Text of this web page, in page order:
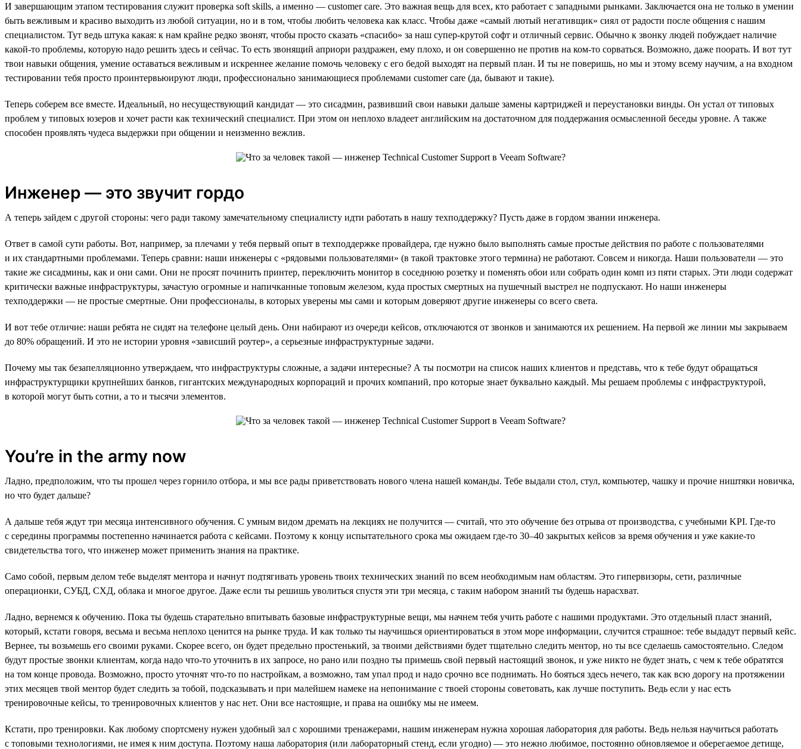
И завершающим этапом тестирования служит проверка soft skills, а именно — customer care. Это важная вещь для всех, кто работает c западными рынками. Заключается она не только в умении
быть вежливым и красиво выходить из любой ситуации, но и в том, чтобы любить человека как класс. Чтобы даже «самый лютый негативщик» сиял от радости после общения с нашим
специалистом. Тут ведь штука какая: к нам крайне редко звонят, чтобы просто сказать «спасибо» за наш супер-крутой софт и отличный сервис. Обычно к звонку людей побуждает наличие
какой-то проблемы, которую надо решить здесь и сейчас. То есть звонящий априори раздражен, ему плохо, и он совершенно не против на ком-то сорваться. Возможно, даже поорать. И вот тут
твои навыки общения, умение оставаться вежливым и искреннее желание помочь человеку с его бедой выходят на первый план. И ты не поверишь, но мы и этому всему научим, а на входном
тестировании тебя просто проинтервьюируют люди, профессионально занимающиеся проблемами customer care (да, бывают и такие).
Теперь соберем все вместе. Идеальный, но несуществующий кандидат — это сисадмин, развивший свои навыки дальше замены картриджей и переустановки винды. Он устал от типовых
проблем у типовых юзеров и хочет расти как технический специалист. При этом он неплохо владеет английским на достаточном для поддержания осмысленной беседы уровне. А также
способен проявлять чудеса выдержки при общении и неизменно вежлив.
Инженер — это звучит гордо
А теперь зайдем с другой стороны: чего ради такому замечательному специалисту идти работать в нашу техподдержку? Пусть даже в гордом звании инженера.
Ответ в самой сути работы. Вот, например, за плечами у тебя первый опыт в техподдержке провайдера, где нужно было выполнять самые простые действия по работе с пользователями
и их стандартными проблемами. Теперь сравни: наши инженеры с «рядовыми пользователями» (в такой трактовке этого термина) не работают. Совсем и никогда. Наши пользователи — это
такие же сисадмины, как и они сами. Они не просят починить принтер, переключить монитор в соседнюю розетку и поменять обои или собрать один комп из пяти старых. Эти люди содержат
критически важные инфраструктуры, зачастую огромные и напичканные топовым железом, куда простых смертных на пушечный выстрел не подпускают. Но наши инженеры
техподдержки — не простые смертные. Они профессионалы, в которых уверены мы сами и которым доверяют другие инженеры со всего света.
И вот тебе отличие: наши ребята не сидят на телефоне целый день. Они набирают из очереди кейсов, отключаются от звонков и занимаются их решением. На первой же линии мы закрываем
до 80% обращений. И это не истории уровня «зависший роутер», а серьезные инфраструктурные задачи.
Почему мы так безапелляционно утверждаем, что инфраструктуры сложные, а задачи интересные? А ты посмотри на список наших клиентов и представь, что к тебе будут обращаться
инфраструктурщики крупнейших банков, гигантских международных корпораций и прочих компаний, про которые знает буквально каждый. Мы решаем проблемы с инфраструктурой,
в которой могут быть сотни, а то и тысячи элементов.
You’re in the army now
Ладно, предположим, что ты прошел через горнило отбора, и мы все рады приветствовать нового члена нашей команды. Тебе выдали стол, стул, компьютер, чашку и прочие ништяки новичка,
но что будет дальше?
А дальше тебя ждут три месяца интенсивного обучения. С умным видом дремать на лекциях не получится — считай, что это обучение без отрыва от производства, с учебными KPI. Где-то
с середины программы постепенно начинается работа с кейсами. Поэтому к концу испытательного срока мы ожидаем где-то 30–40 закрытых кейсов за время обучения и уже какие-то
свидетельства того, что инженер может применить знания на практике.
Само собой, первым делом тебе выделят ментора и начнут подтягивать уровень твоих технических знаний по всем необходимым нам областям. Это гипервизоры, сети, различные
операционки, СУБД, СХД, облака и многое другое. Даже если ты решишь уволиться спустя эти три месяца, с таким набором знаний ты будешь нарасхват.
Ладно, вернемся к обучению. Пока ты будешь старательно впитывать базовые инфраструктурные вещи, мы начнем тебя учить работе с нашими продуктами. Это отдельный пласт знаний,
который, кстати говоря, весьма и весьма неплохо ценится на рынке труда. И как только ты научишься ориентироваться в этом море информации, случится страшное: тебе выдадут первый кейс.
Вернее, ты возьмешь его своими руками. Скорее всего, он будет предельно простенький, за твоими действиями будет тщательно следить ментор, но ты все сделаешь самостоятельно. Следом
будут простые звонки клиентам, когда надо что-то уточнить в их запросе, но рано или поздно ты примешь свой первый настоящий звонок, и уже никто не будет знать, с чем к тебе обратятся
на том конце провода. Возможно, просто уточнят что-то по настройкам, а возможно, там упал прод и надо срочно все поднимать. Но бояться здесь нечего, так как всю дорогу на протяжении
этих месяцев твой ментор будет следить за тобой, подсказывать и при малейшем намеке на непонимание с твоей стороны советовать, как лучше поступить. Ведь если у нас есть
тренировочные кейсы, то тренировочных клиентов у нас нет. Они все настоящие, и права на ошибку мы не имеем.
Кстати, про тренировки. Как любому спортсмену нужен удобный зал с хорошими тренажерами, нашим инженерам нужна хорошая лаборатория для работы. Ведь нельзя научиться работать
с топовыми технологиями, не имея к ним доступа. Поэтому наша лаборатория (или лабораторный стенд, если угодно) — это нежно любимое, постоянно обновляемое и оберегаемое детище,